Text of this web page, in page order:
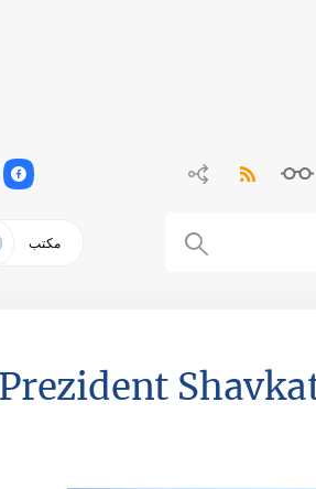
1
مكتب
Prezident